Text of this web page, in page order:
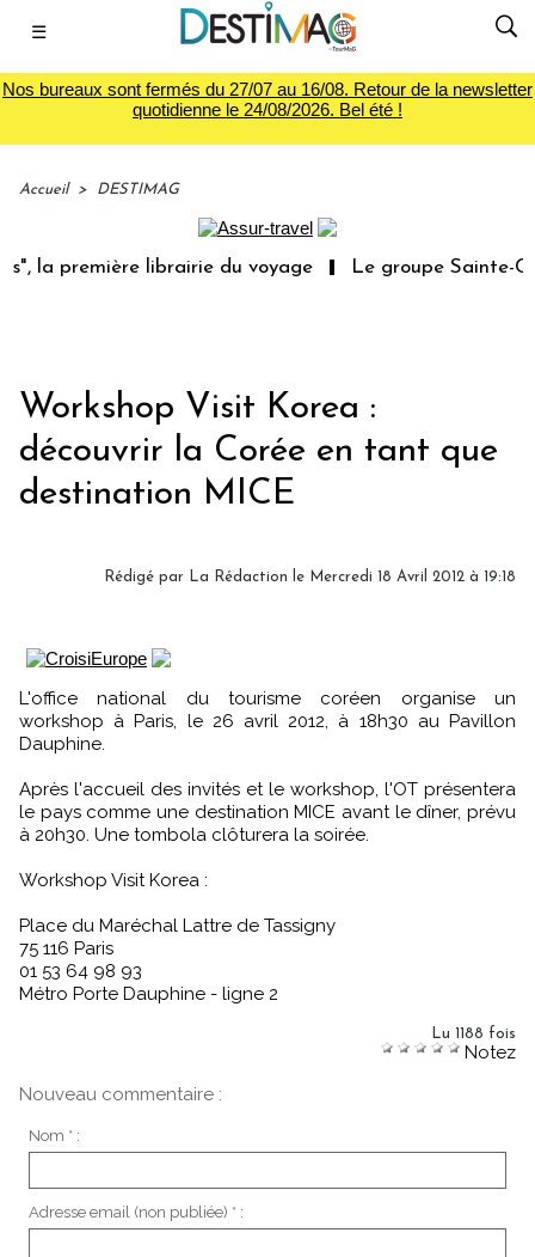
☰
Nos bureaux sont fermés du 27/07 au 16/08. Retour de la newsletter
quotidienne le 24/08/2026. Bel été !
Accueil > DESTIMAG
la première librairie du voyage Le groupe Sainte-
Workshop Visit Korea :
découvrir la Corée en tant que
destination MICE
Rédigé par La Rédaction le Mercredi 18 Avril 2012 à 19:18
L'office national du tourisme coréen organise un
workshop à Paris, le 26 avril 2012, à 18h30 au Pavillon
Dauphine.
Après l'accueil des invités et le workshop, l'OT présentera
le pays comme une destination MICE avant le dîner, prévu
à 20h30. Une tombola clôturera la soirée.
Workshop Visit Korea :
Place du Maréchal Lattre de Tassigny
75 116 Paris
01 53 64 98 93
Métro Porte Dauphine - ligne 2
Lu 1188 fois
Notez
Nouveau commentaire :
Nom * :
Adresse email (non publiée) * :